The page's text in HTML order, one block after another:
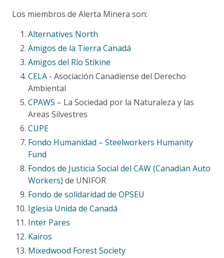
Los miembros de Alerta Minera son:
Alternatives North
Amigos de la Tierra Canadá
Amigos del Río Stikine
CELA - Asociación Canadiense del Derecho
Ambiental
CPAWS – La Sociedad por la Naturaleza y las
Areas Silvestres
CUPE
Fondo Humanidad – Steelworkers Humanity
Fund
Fondos de Justicia Social del CAW (Canadian Auto
Workers) de UNIFOR
Fondo de solidaridad de OPSEU
Iglesia Unida de Canadá
Inter Pares
Kairos
Mixedwood Forest Society